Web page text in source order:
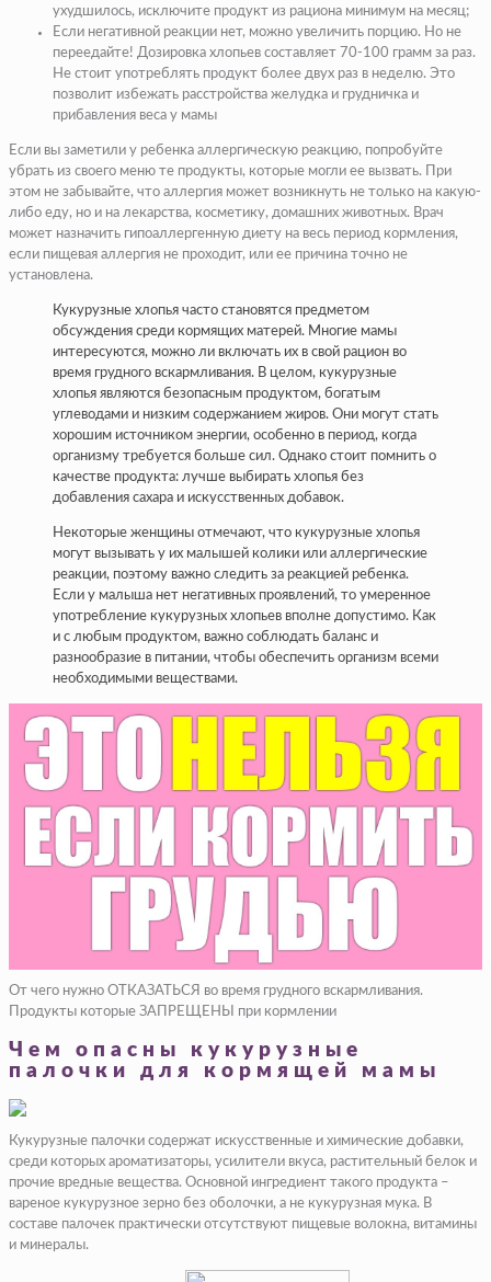
ухудшилось, исключите продукт из рациона минимум на месяц;
Если негативной реакции нет, можно увеличить порцию. Но не
переедайте! Дозировка хлопьев составляет 70-100 грамм за раз.
Не стоит употреблять продукт более двух раз в неделю. Это
позволит избежать расстройства желудка и грудничка и
прибавления веса у мамы
Если вы заметили у ребенка аллергическую реакцию, попробуйте
убрать из своего меню те продукты, которые могли ее вызвать. При
этом не забывайте, что аллергия может возникнуть не только на какую-
либо еду, но и на лекарства, косметику, домашних животных. Врач
может назначить гипоаллергенную диету на весь период кормления,
если пищевая аллергия не проходит, или ее причина точно не
установлена.
Кукурузные хлопья часто становятся предметом
обсуждения среди кормящих матерей. Многие мамы
интересуются, можно ли включать их в свой рацион во
время грудного вскармливания. В целом, кукурузные
хлопья являются безопасным продуктом, богатым
углеводами и низким содержанием жиров. Они могут стать
хорошим источником энергии, особенно в период, когда
организму требуется больше сил. Однако стоит помнить о
качестве продукта: лучше выбирать хлопья без
добавления сахара и искусственных добавок.
Некоторые женщины отмечают, что кукурузные хлопья
могут вызывать у их малышей колики или аллергические
реакции, поэтому важно следить за реакцией ребенка.
Если у малыша нет негативных проявлений, то умеренное
употребление кукурузных хлопьев вполне допустимо. Как
и с любым продуктом, важно соблюдать баланс и
разнообразие в питании, чтобы обеспечить организм всеми
необходимыми веществами.
От чего нужно ОТКАЗАТЬСЯ во время грудного вскармливания.
Продукты которые ЗАПРЕЩЕНЫ при кормлении
Чем опасны кукурузные
палочки для кормящей мамы
Кукурузные палочки содержат искусственные и химические добавки,
среди которых ароматизаторы, усилители вкуса, растительный белок и
прочие вредные вещества. Основной ингредиент такого продукта –
вареное кукурузное зерно без оболочки, а не кукурузная мука. В
составе палочек практически отсутствуют пищевые волокна, витамины
и минералы.